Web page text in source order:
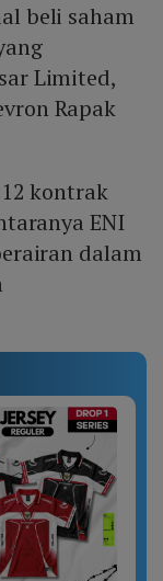
beli saham
Limited,
Rapak
kontrak
ENI
dalam